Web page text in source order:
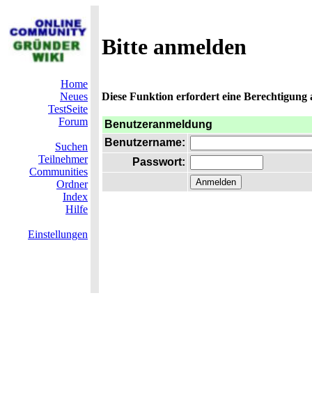
Bitte anmelden
Home
Neues
TestSeite
Forum
Suchen
Teilnehmer
Communities
Ordner
Index
Hilfe
Einstellungen
Diese Funktion erfordert eine
Benutzeranmeldung
Benutzername:
Passwort: